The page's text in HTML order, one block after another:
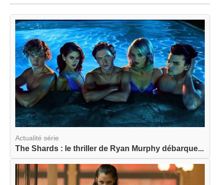
Actualité série
The Shards : le thriller de Ryan Murphy débarque...